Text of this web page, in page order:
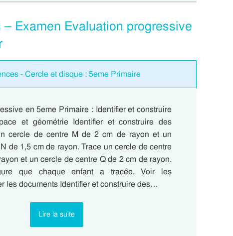
Examen Evaluation progressive
- Cercle et disque : 5eme Primaire
en 5eme Primaire : Identifier et construire
et géométrie Identifier et construire des
cercle de centre M de 2 cm de rayon et un
de 1,5 cm de rayon. Trace un cercle de centre
et un cercle de centre Q de 2 cm de rayon.
que chaque enfant a tracée. Voir les
les documents Identifier et construire des…
Lire la suite